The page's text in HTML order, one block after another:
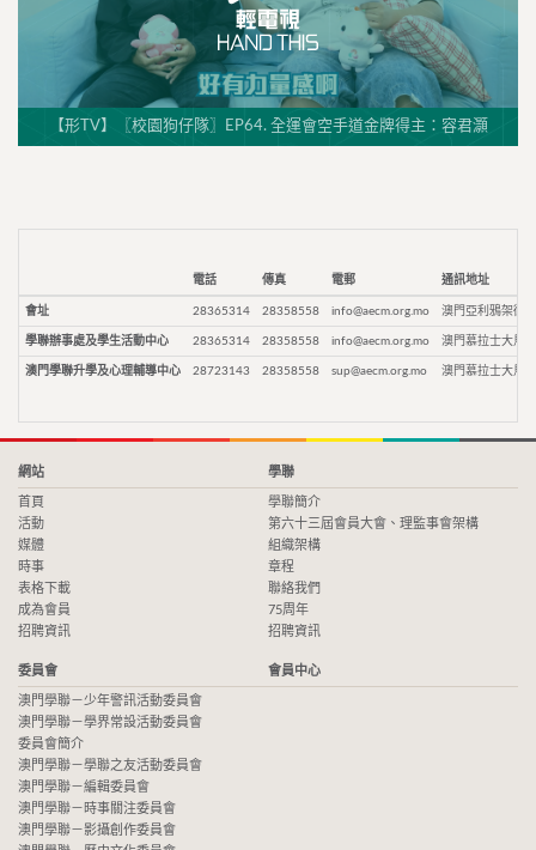
【形TV】〖校園狗仔隊〗EP64. 全運會空手道金牌得主：容君灝
電話 傳真 電郵 通訊地址
會址 28365314 28358558 info@aecm.org.mo 澳門亞利鴉架街9
學聯辦事處及學生活動中心 28365314 28358558 info@aecm.org.mo 澳門慕拉士大馬
澳門學聯升學及心理輔導中心 28723143 28358558 sup@aecm.org.mo 澳門慕拉士大馬
網站
首頁
活動
媒體
時事
表格下載
成為會員
招聘資訊
學聯
學聯簡介
第六十三屆會員大會、理監事會架構
組織架構
章程
聯絡我們
75周年
招聘資訊
委員會
澳門學聯－少年警訊活動委員會
澳門學聯－學界常設活動委員會
委員會簡介
澳門學聯－學聯之友活動委員會
澳門學聯－編輯委員會
澳門學聯－時事關注委員會
澳門學聯－影攝創作委員會
會員中心